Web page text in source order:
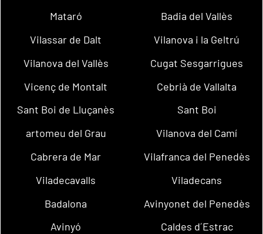
Mataró
Badia del Vallès
Vilassar de Dalt
Vilanova i la Geltrú
Vilanova del Vallès
Cugat Sesgarrigues
Vicenç de Montalt
Cebrià de Vallalta
Sant Boi de Lluçanès
Sant Boi
artomeu del Grau
Vilanova del Camí
Cabrera de Mar
Vilafranca del Penedès
Viladecavalls
Viladecans
Badalona
Avinyonet del Penedès
Avinyó
Caldes d´Estrac